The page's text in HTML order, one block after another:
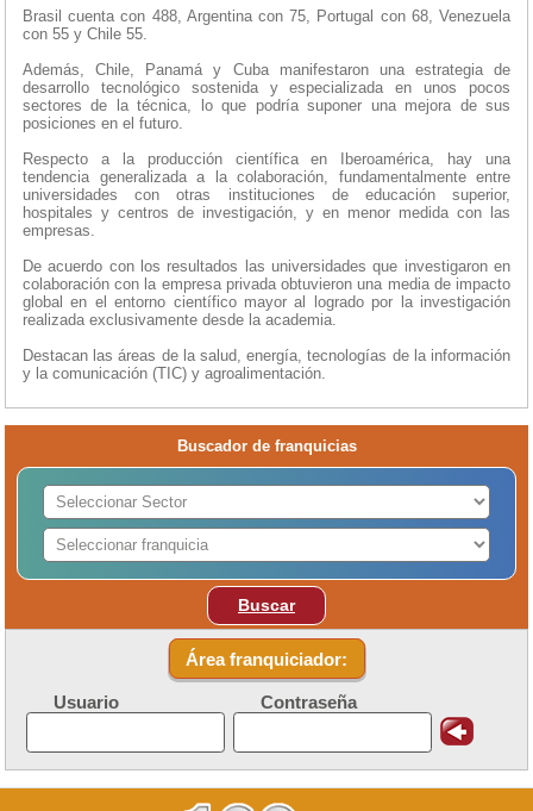
Brasil cuenta con 488, Argentina con 75, Portugal con 68, Venezuela
con 55 y Chile 55.
Además, Chile, Panamá y Cuba manifestaron una estrategia de
desarrollo tecnológico sostenida y especializada en unos pocos
sectores de la técnica, lo que podría suponer una mejora de sus
posiciones en el futuro.
Respecto a la producción científica en Iberoamérica, hay una
tendencia generalizada a la colaboración, fundamentalmente entre
universidades con otras instituciones de educación superior,
hospitales y centros de investigación, y en menor medida con las
empresas.
De acuerdo con los resultados las universidades que investigaron en
colaboración con la empresa privada obtuvieron una media de impacto
global en el entorno científico mayor al logrado por la investigación
realizada exclusivamente desde la academia.
Destacan las áreas de la salud, energía, tecnologías de la información
y la comunicación (TIC) y agroalimentación.
Buscador de franquicias
Buscar
Área franquiciador:
Usuario Contraseña